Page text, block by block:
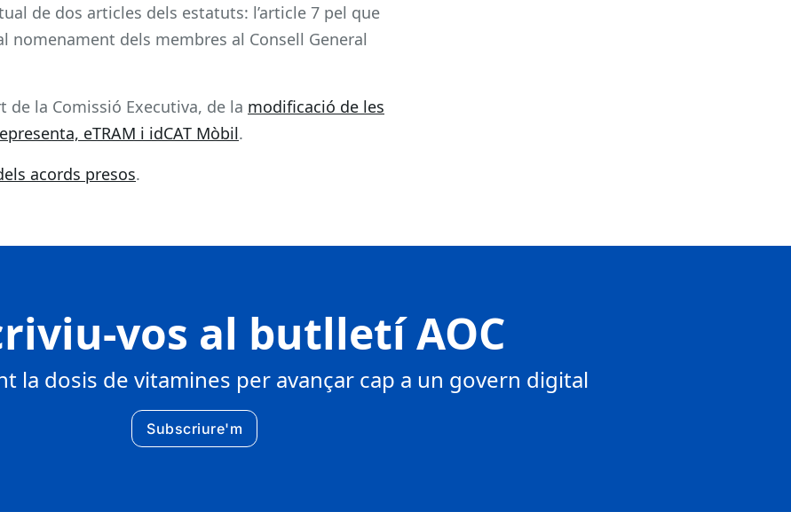
de dos articles dels estatuts: l’article 7 pel que
nomenament dels membres al Consell General
de la Comissió Executiva, de la modificació de les
eTRAM i idCAT Mòbil.
acords presos.
vos al butlletí AOC
la dosis de vitamines per avançar cap a un govern digital
Subscriure'm